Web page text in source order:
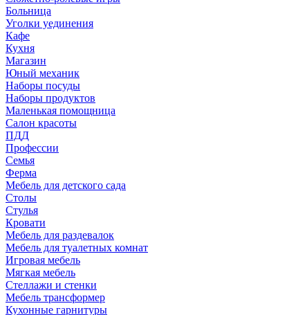
Больница
Уголки уединения
Кафе
Кухня
Магазин
Юный механик
Наборы посуды
Наборы продуктов
Маленькая помощница
Салон красоты
ПДД
Профессии
Семья
Ферма
Мебель для детского сада
Столы
Cтулья
Кровати
Мебель для раздевалок
Мебель для туалетных комнат
Игровая мебель
Мягкая мебель
Стеллажи и стенки
Мебель трансформер
Кухонные гарнитуры